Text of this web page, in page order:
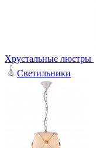
Хрустальные люстры
Светильники